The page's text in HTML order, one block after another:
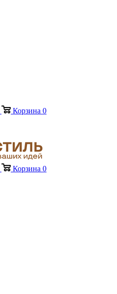
Корзина 0
Корзина 0